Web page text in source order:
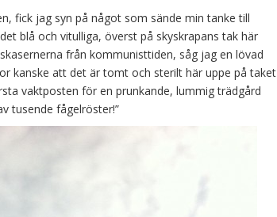
fick jag syn på något som sände min tanke till
blå och vitulliga, överst på skyskrapans tak här
från kommunisttiden, såg jag en lövad
kanske att det är tomt och sterilt här uppe på taket
vaktposten för en prunkande, lummig trädgård
tusende fågelröster!”